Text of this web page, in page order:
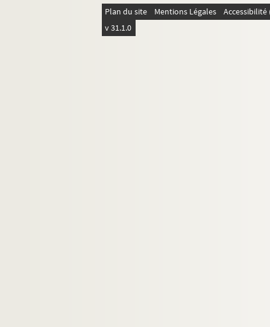
Plan du site Mentions Légales
v 31.1.0